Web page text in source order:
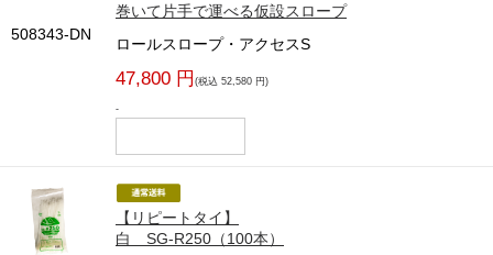
508343-DN
巻いて片手で運べる仮設スロープ
ロールスロープ・アクセスS
47,800 円 (税込 52,580 円)
-
【リピートタイ】
白 SG-R250（100本）